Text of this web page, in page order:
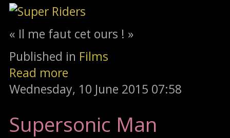
« Il me faut cet ours ! »
Published in Films
Read more
Wednesday, 10 June 2015 07:58
Supersonic Man